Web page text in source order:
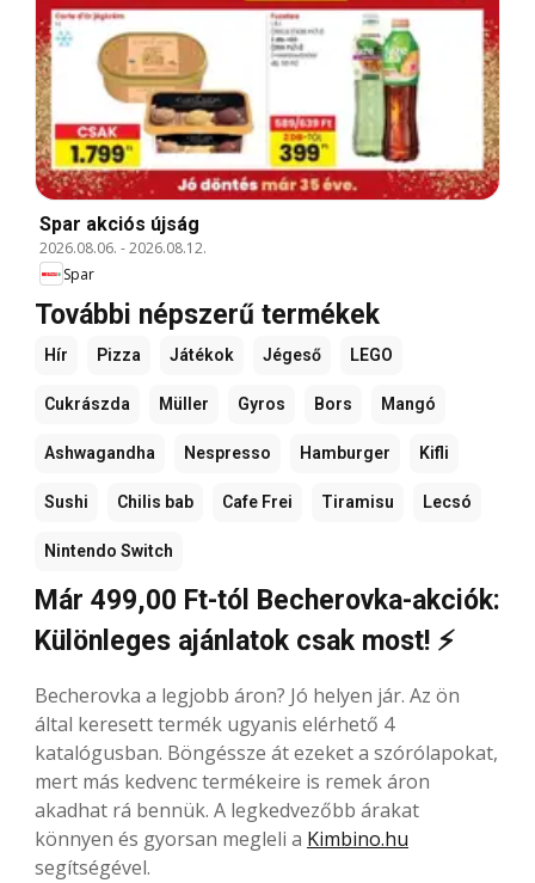
Spar akciós újság
2026.08.06. -2026.08.12.
Spar
További népszerű termékek
Hír Pizza Játékok Jégeső LEGO
Cukrászda Müller Gyros Bors Mangó
Ashwagandha Nespresso Hamburger Kifli
Sushi Chilis bab Cafe Frei Tiramisu Lecsó
Nintendo Switch
Már 499,00 Ft-tól Becherovka-akciók:
Különleges ajánlatok csak most! ⚡
Becherovka a legjobb áron? Jó helyen jár. Az ön
által keresett termék ugyanis elérhető 4
katalógusban. Böngéssze át ezeket a szórólapokat,
mert más kedvenc termékeire is remek áron
akadhat rá bennük. A legkedvezőbb árakat
könnyen és gyorsan megleli a Kimbino.hu
segítségével.